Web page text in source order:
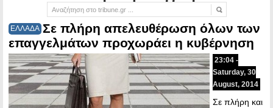
ΕΛΛΑΔΑ Σε πλήρη απελευθέρωση όλων των
επαγγελμάτων προχωράει η κυβέρνηση
23:04 -
Saturday, 30
August, 2014
Σε πλήρη και